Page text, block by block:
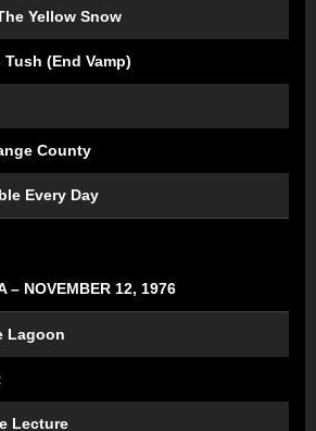
Yellow Snow
(End Vamp)
County
Every Day
– NOVEMBER 12, 1976
Lagoon
Lecture